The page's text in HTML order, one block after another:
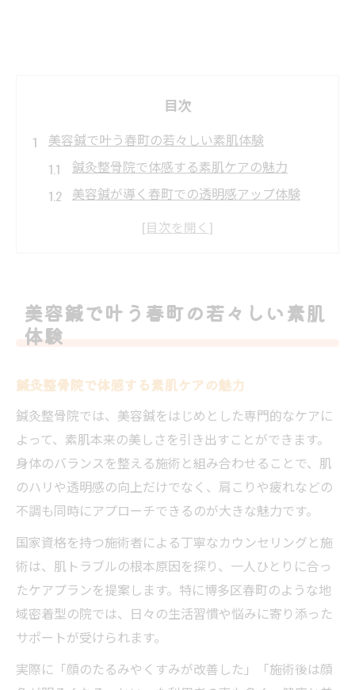
目次
美容鍼で叶う春町の若々しい素肌体験
鍼灸整骨院で体感する素肌ケアの魅力
美容鍼が導く春町での透明感アップ体験
鍼灸整骨院の施術で若々しさをサポート
鍼灸整骨院が導く肌ハリ改善の秘密
鍼灸整骨院で肌ハリが変わる理由を解説
肌トラブルも鍼灸整骨院が根本からケア
年齢肌に悩む方に鍼灸整骨院が選ばれる訳
鍼灸整骨院で実感するリフトアップの秘密
春町エリアで美容と健康を手に入れる方法
鍼灸整骨院で両立する美容と健康のポイン
ト
春町女性が選ぶ鍼灸整骨院の全身ケア法
健康維持と美肌作りに鍼灸整骨院が最適
肩こりや肌悩みも鍼灸整骨院でトータル対
応
生活に馴染む鍼灸整骨院の美容鍼体験とは
たるみやくすみに悩む方へ新しいアプローチ
美容鍼で叶う春町の若々しい素肌
体験
鍼灸整骨院で体感する素肌ケアの魅力
鍼灸整骨院では、美容鍼をはじめとした専門的なケアに
よって、素肌本来の美しさを引き出すことができます。
身体のバランスを整える施術と組み合わせることで、肌
のハリや透明感の向上だけでなく、肩こりや疲れなどの
不調も同時にアプローチできるのが大きな魅力です。
国家資格を持つ施術者による丁寧なカウンセリングと施
術は、肌トラブルの根本原因を探り、一人ひとりに合っ
たケアプランを提案します。特に博多区春町のような地
域密着型の院では、日々の生活習慣や悩みに寄り添った
サポートが受けられます。
実際に「顔のたるみやくすみが改善した」「施術後は顔